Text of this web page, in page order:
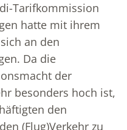
Tarifkommission
hatte mit ihrem
an den
Da die
der
besonders hoch ist,
den
(Flug)Verkehr zu